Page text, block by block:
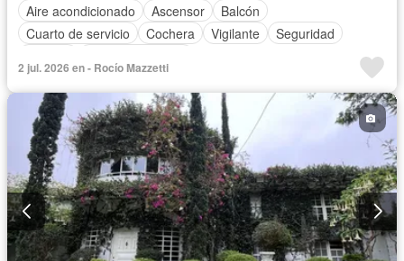
Aire acondicionado
Ascensor
Balcón
Cuarto de servicio
Cochera Vigilante
Seguridad
2 jul. 2026 en - Rocío Mazzetti